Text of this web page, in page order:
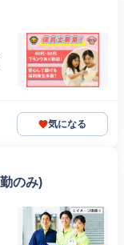
気になる
のみ)